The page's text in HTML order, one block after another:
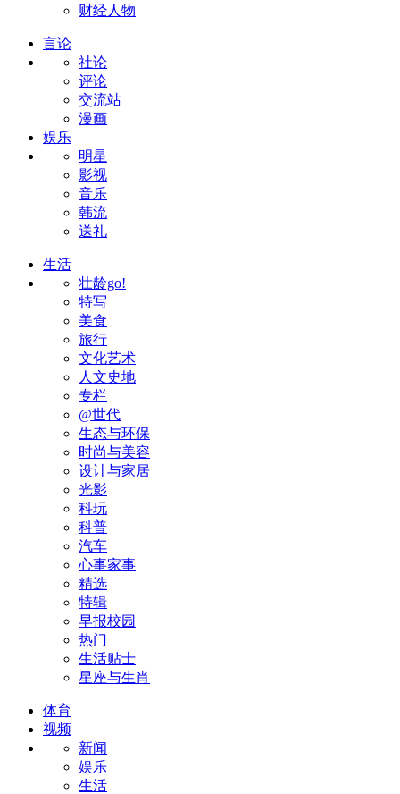
财经人物
言论
社论
评论
交流站
漫画
娱乐
明星
影视
音乐
韩流
送礼
生活
壮龄go!
特写
美食
旅行
文化艺术
人文史地
专栏
@世代
生态与环保
时尚与美容
设计与家居
光影
科玩
科普
汽车
心事家事
精选
特辑
早报校园
热门
生活贴士
星座与生肖
体育
视频
新闻
娱乐
生活